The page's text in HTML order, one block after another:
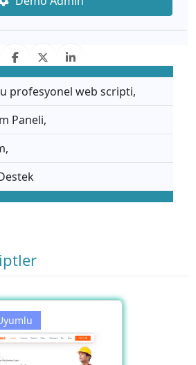
profesyonel web scripti,
Paneli,